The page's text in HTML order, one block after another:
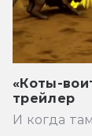
«Коты-
трейлер
И когда